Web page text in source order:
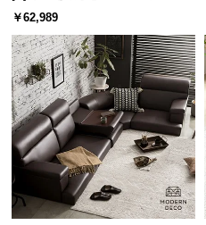
お
様
サ
ポ
ー
ト
お
木調 ステージベッド 超極厚マット
￥62,989